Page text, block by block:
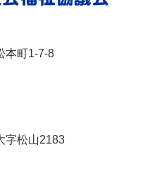
本町1-7-8
字松山2183